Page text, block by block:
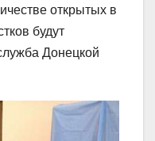
открытых в
будут
Донецкой